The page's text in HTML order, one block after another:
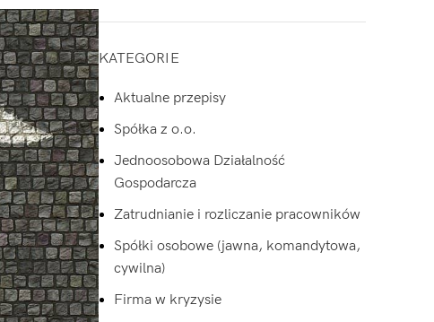
KATEGORIE
Aktualne przepisy
Spółka z o.o.
Jednoosobowa Działalność
Gospodarcza
Zatrudnianie i rozliczanie pracowników
Spółki osobowe (jawna, komandytowa,
cywilna)
Firma w kryzysie